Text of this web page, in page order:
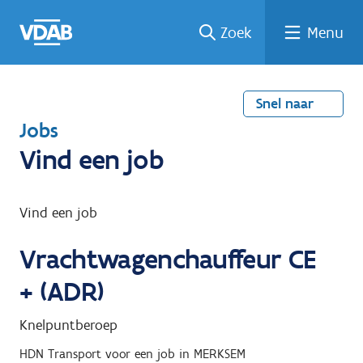
naar
een
een
job
naar
Zoek Menu
Snel naar
T
e
u
n
a
r
Jobs
Vind een job
Vind een job
Vrachtwagenchauffeur CE
+ (ADR)
Knelpuntberoep
HDN Transport voor een job in MERKSEM